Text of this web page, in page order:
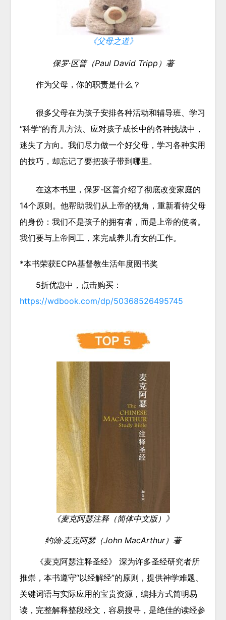
《父母之道》
保罗·区普（Paul David Tripp） 著
作为父母，你的职责是什么？
很多父母在为孩子安排各种活动和辅导班、学习
“科学”的育儿方法、应对孩子成长中的各种挑战中，
迷失了方向。我们尽力做一个好父母，学习各种实用
的技巧，却忘记了要把孩子带到哪里。
在这本书里，保罗-区普介绍了彻底改变家庭的
14个原则。他帮助我们从上帝的视角，重新看待父母
的身份：我们不是孩子的拥有者，而是上帝的使者。
我们要与上帝同工，来完成养儿育女的工作。
*本书荣获ECPA基督教生活年度图书奖
5折优惠中，点击购买：
https://wdbook.com/dp/50368526495745
《麦克阿瑟注释（简体中文版）》
约翰·麦克阿瑟（John MacArthur）著
《麦克阿瑟注释圣经》 深为许多圣经研究者所
推崇，本书遵守“以经解经”的原则，提供神学难题、
关键词语与实际应用的宝贵资源，编排方式简明易
读，完整解释整段经文，容易搜寻，是绝佳的读经参